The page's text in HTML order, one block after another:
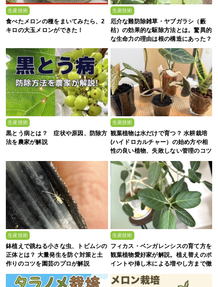
生産技術
食べたメロンの種をまいてみたら、2
キロの大玉メロンができた！
生産技術
厄介な難防除雑草・ヤブガラシ（藪
枯）の効果的な駆除方法とは。驚異的
な生命力の理由は根の構造にあった？
生産技術
黒とう病とは？ 症状や原因、防除方
法を農家が解説
生産技術
観葉植物は水だけで育つ？ 水耕栽培
(ハイドロカルチャー）の始め方や相
性の良い植物、失敗しない管理のコツ
まで徹底解説
生産技術
鉢植えで跳ねる小さな虫、トビムシの
正体とは？ 大量発生を防ぐ対策と土
作りのコツを園芸のプロが解説
生産技術
フィカス・ベンガレンシスの育て方を
観葉植物愛好家が解説。植え替えのポ
イントや挿し木による増やし方まで徹